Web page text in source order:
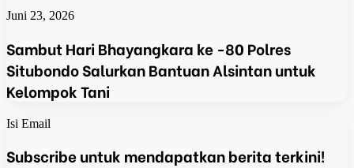
Juni 23, 2026
Sambut Hari Bhayangkara ke -80 Polres
Situbondo Salurkan Bantuan Alsintan untuk
Kelompok Tani
Isi Email
Subscribe untuk mendapatkan berita terkini!